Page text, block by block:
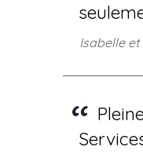
Isabelle et